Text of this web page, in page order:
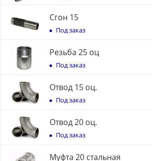
Сгон 15
Под заказ
Резьба 25 оц
Под заказ
Отвод 15 оц.
Под заказ
Отвод 20 оц.
Под заказ
Муфта 20 стальная